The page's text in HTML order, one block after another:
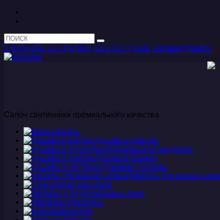
8 (846) 201-71-74 8 (987) 151-71-74 voda_samara@mail.ru
Салон сантехники премиального качества
Ванны
Душевые кабины
Душевые ограждения
Душевые панели
Душевые системы
Мебель для ванных
Смесители
Унитазы и биде
Раковины
Консоли